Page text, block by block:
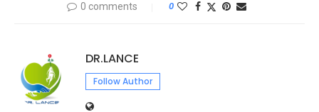
0 comments 0
DR.LANCE
Follow Author